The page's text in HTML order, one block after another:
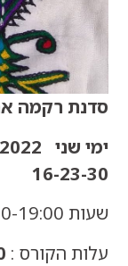
רקמה אתיופית
ימי שני 2022 מאי
16-
הקורס :
450